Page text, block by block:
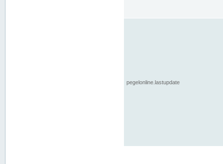
pegelonline.lastupdate